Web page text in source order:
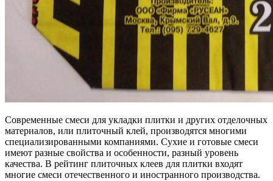
Современные смеси для укладки плитки и других отделочных
материалов, или плиточный клей, производятся многими
специализированными компаниями. Сухие и готовые смеси
имеют разные свойства и особенности, разный уровень
качества. В рейтинг плиточных клеев для плитки входят
многие смеси отечественного и иностранного производства.